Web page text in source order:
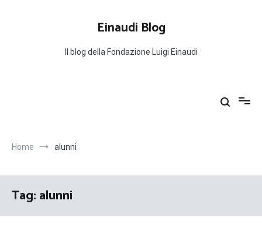
Einaudi Blog
Il blog della Fondazione Luigi Einaudi
Home alunni
Tag:alunni